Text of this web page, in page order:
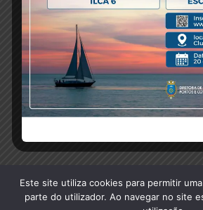
Este site utiliza cookies para permitir
parte do utilizador. Ao navegar no site